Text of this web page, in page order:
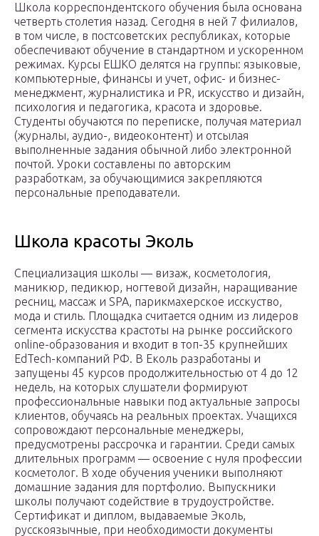
Школа корреспондентского обучения была основана
четверть столетия назад. Сегодня в ней 7 филиалов,
в том числе, в постсоветских республиках, которые
обеспечивают обучение в стандартном и ускоренном
режимах. Курсы ЕШКО делятся на группы: языковые,
компьютерные, финансы и учет, офис- и бизнес-
менеджмент, журналистика и PR, искусство и дизайн,
психология и педагогика, красота и здоровье.
Студенты обучаются по переписке, получая материал
(журналы, аудио-, видеоконтент) и отсылая
выполненные задания обычной либо электронной
почтой. Уроки составлены по авторским
разработкам, за обучающимися закрепляются
персональные преподаватели.
Школа красоты Эколь
Специализация школы — визаж, косметология,
маникюр, педикюр, ногтевой дизайн, наращивание
ресниц, массаж и SPA, парикмахерское исскуство,
мода и стиль. Площадка считается одним из лидеров
сегмента искусства крастоты на рынке российского
online-образования и входит в топ-35 крупнейших
EdTech-компаний РФ. В Еколь разработаны и
запущены 45 курсов продолжительностью от 4 до 12
недель, на которых слушатели формируют
профессиональные навыки под актуальные запросы
клиентов, обучаясь на реальных проектах. Учащихся
сопровождают персональные менеджеры,
предусмотрены рассрочка и гарантии. Среди самых
длительных программ — освоение с нуля профессии
косметолог. В ходе обучения ученики выполняют
домашние задания для портфолио. Выпускники
школы получают содействие в трудоустройстве.
Сертификат и диплом, выдаваемые Эколь,
русскоязычные, при необходимости документы